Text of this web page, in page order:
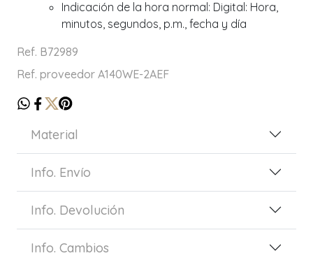
Indicación de la hora normal: Digital: Hora,
minutos, segundos, p.m., fecha y día
Ref. B72989
Ref. proveedor A140WE-2AEF
Material
Info. Envío
Info. Devolución
Info. Cambios